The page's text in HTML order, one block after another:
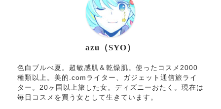
azu（SYO）
色白ブルべ夏。超敏感肌＆乾燥肌。使ったコスメ2000
種類以上。美的.comライター、ガジェット通信旅ライ
ター。20ヶ国以上旅した女。ディズニーおたく。現在は
毎日コスメを買う女として生きています。